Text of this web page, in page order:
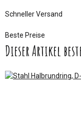
Schneller Versand
Beste Preise
Dieser Artikel